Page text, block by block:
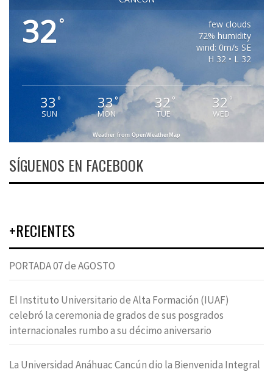
32 °
few clouds
72% humidity
wind: 0m/s SE
H 32 • L 32
33 °
SUN
33°
MON
32 °
TUE
32 °
WED
Weather from OpenWeatherMap
SÍGUENOS EN FACEBOOK
+RECIENTES
PORTADA 07 de AGOSTO
El Instituto Universitario de Alta Formación (IUAF)
celebró la ceremonia de grados de sus posgrados
internacionales rumbo a su décimo aniversario
La Universidad Anáhuac Cancún dio la Bienvenida Integral